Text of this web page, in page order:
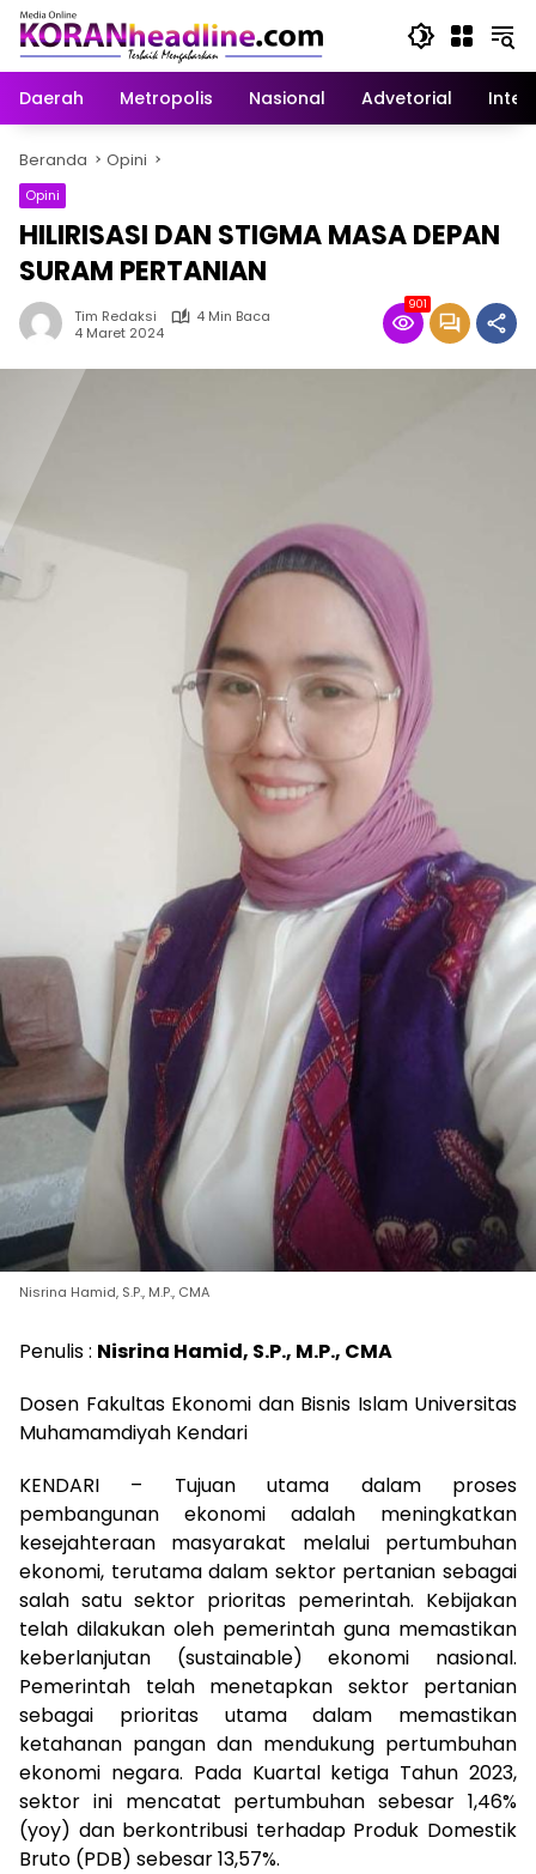
Langsung
konten
Daerah
Metropolis Nasional Advetorial
Beranda Opini
Opini
HILIRISASI DAN STIGMA MASA DEPAN
SURAM PERTANIAN
Tim Redaksi
4 Min Baca
4 Maret 2024
901
Nisrina Hamid, S.P., M.P., CMA
Penulis : Nisrina Hamid, S.P., M.P., CMA
Dosen Fakultas Ekonomi dan Bisnis Islam Universitas
Muhamamdiyah Kendari
KENDARI – Tujuan utama dalam proses
pembangunan ekonomi adalah meningkatkan
kesejahteraan masyarakat melalui pertumbuhan
ekonomi, terutama dalam sektor pertanian sebagai
salah satu sektor prioritas pemerintah. Kebijakan
telah dilakukan oleh pemerintah guna memastikan
keberlanjutan (sustainable) ekonomi nasional.
Pemerintah telah menetapkan sektor pertanian
sebagai prioritas utama dalam memastikan
ketahanan pangan dan mendukung pertumbuhan
ekonomi negara. Pada Kuartal ketiga Tahun 2023,
sektor ini mencatat pertumbuhan sebesar 1,46%
(yoy) dan berkontribusi terhadap Produk Domestik
Bruto (PDB) sebesar 13,57%.